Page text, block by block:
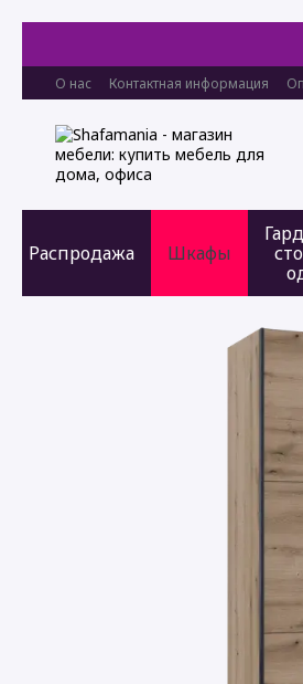
О нас Контактная информация
Распродажа Шкафы